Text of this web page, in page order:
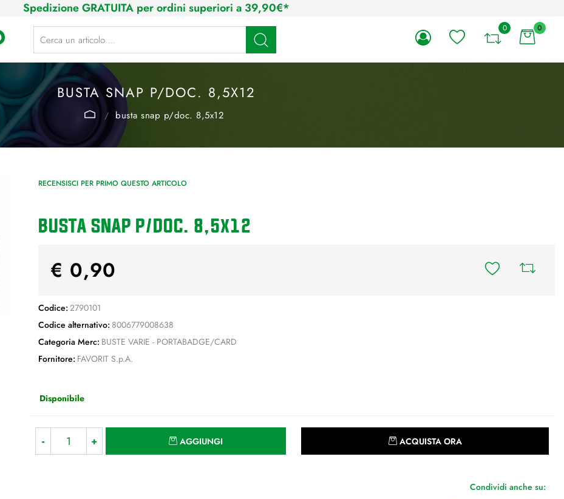
Spedizione GRATUITA per ordini superiori a 39,90€*
La modifica di un filtro aggiorna automaticamente gli altri filtri disponibili. 0 0
BUSTA SNAP P/DOC. 8,5X12
busta snap p/doc. 8,5x12
RECENSISCI PER PRIMO QUESTO ARTICOLO
BUSTA SNAP P/DOC. 8,5x12
€ 0,90
Codice: 2790101
Codice alternativo: 8006779008638
Categoria Merc: BUSTE VARIE - PORTABADGE/CARD
Fornitore: FAVORIT S.p.A.
Disponibile
AGGIUNGI ACQUISTA ORA
Condividi anche su: